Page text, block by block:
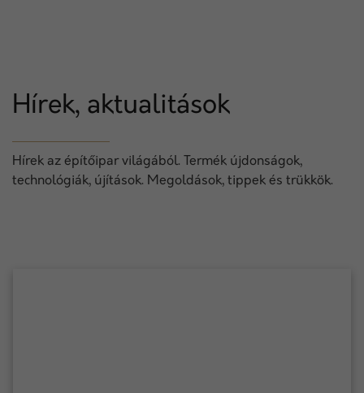
Hírek, aktualitások
Hírek az építőipar világából. Termék újdonságok,
technológiák, újítások. Megoldások, tippek és trükkök.